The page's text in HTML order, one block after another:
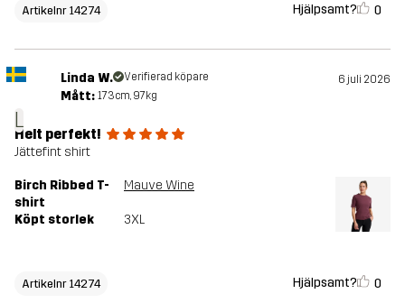
Artikelnr 14274 Hjälpsamt? 0
L
Linda W. Verifierad köpare 6 juli 2026
Mått: 173cm, 97kg
Helt perfekt!
Jättefint shirt
Birch Ribbed T-
shirt
Mauve Wine
Köpt storlek 3XL
Artikelnr 14274 Hjälpsamt? 0